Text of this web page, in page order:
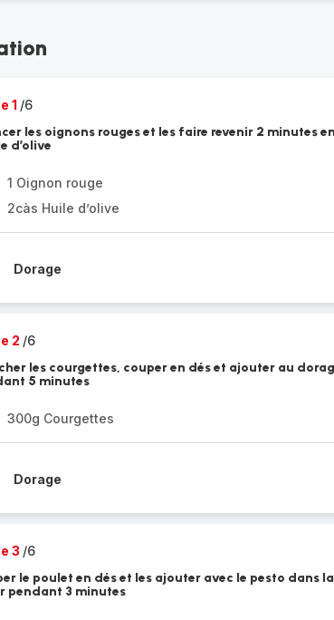
1 /6
les oignons rouges et les faire revenir 2 minutes
d’olive
1 Oignon rouge
2càs Huile d’olive
Dorage
2 /6
les courgettes, couper en dés et ajouter au
5 minutes
300g Courgettes
Dorage
3 /6
le poulet en dés et les ajouter avec le pesto dans
pendant 3 minutes